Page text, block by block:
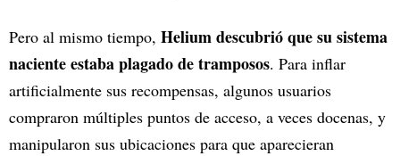
Pero al mismo tiempo, Helium descubrió que su sistema
naciente estaba plagado de tramposos. Para inflar
artificialmente sus recompensas, algunos usuarios
compraron múltiples puntos de acceso, a veces docenas, y
manipularon sus ubicaciones para que aparecieran